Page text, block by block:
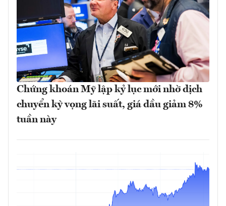
Chứng khoán Mỹ lập kỷ lục mới nhờ dịch
chuyển kỳ vọng lãi suất, giá dầu giảm 8%
tuần này